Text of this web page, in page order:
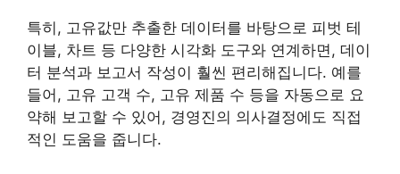
특히, 고유값만 추출한 데이터를 바탕으로 피벗 테
이블, 차트 등 다양한 시각화 도구와 연계하면, 데이
터 분석과 보고서 작성이 훨씬 편리해집니다. 예를
들어, 고유 고객 수, 고유 제품 수 등을 자동으로 요
약해 보고할 수 있어, 경영진의 의사결정에도 직접
적인 도움을 줍니다.